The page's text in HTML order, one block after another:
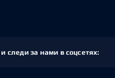
следи за нами в соцсетях: